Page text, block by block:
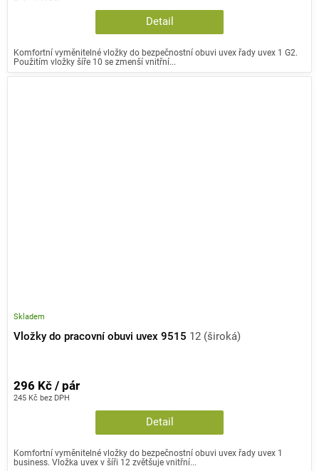
Detail
Komfortní vyměnitelné vložky do bezpečnostní obuvi uvex řady uvex 1 G2.
Použitím vložky šíře 10 se zmenší vnitřní...
Vložky do pracovní obuvi uvex 9515 12 (široká)
Skladem
245 Kč bez DPH
296 Kč / pár
Detail
Komfortní vyměnitelné vložky do bezpečnostní obuvi uvex řady uvex 1
business. Vložka uvex v šíři 12 zvětšuje vnitřní...